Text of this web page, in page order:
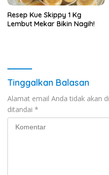
Resep Kue Skippy 1 Kg
Lembut Mekar Bikin Nagih!
Tinggalkan Balasan
Alamat email Anda tidak akan
ditandai *